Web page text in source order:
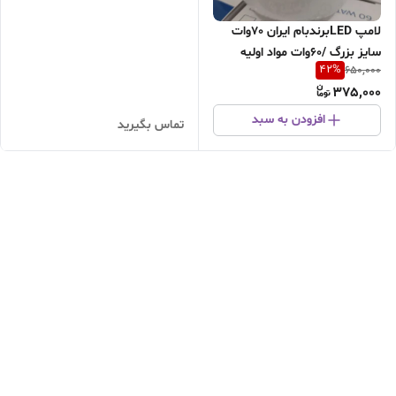
لامپ LEDبرندبام ایران 70وات
سایز بزرگ /60وات مواد اولیه
ضخیم بدون افت نور/مهتابی/
کیفیت عالی کمترین قیمت بازار /
قابل استفاده در منازل و مکان
های صنعتی/فروش عمده قیمت
650,000
42%
375,000
افزودن به سبد تماس بگیرید